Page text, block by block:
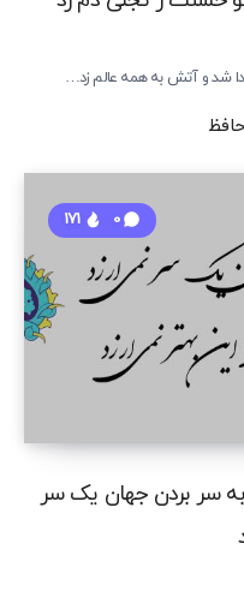
شد و آتش به همه عالم زد…
با غم به سر بردن جهان یک سر
0
171